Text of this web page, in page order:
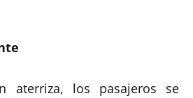
aterriza, los pasajeros se